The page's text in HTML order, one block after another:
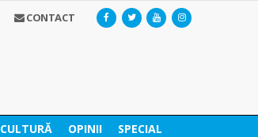
CONTACT
CULTURĂ OPINII SPECIAL